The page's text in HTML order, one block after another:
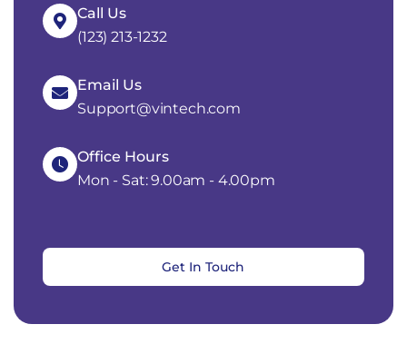
Call Us
(123) 213-1232
Email Us
Support@vintech.com
Office Hours
Mon - Sat: 9.00am - 4.00pm